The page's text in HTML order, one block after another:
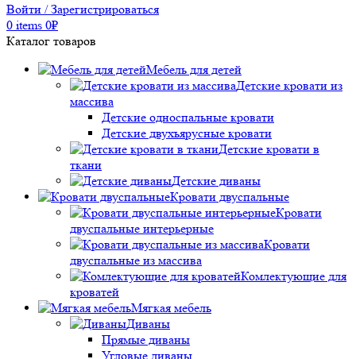
Войти / Зарегистрироваться
0 items 0₽
Каталог товаров
Мебель для детей
Детские кровати из
массива
Детские односпальные кровати
Детские двухъярусные кровати
Детские кровати в
ткани
Детские диваны
Кровати двуспальные
Кровати
двуспальные интерьерные
Кровати
двуспальные из массива
Комлектующие для
кроватей
Мягкая мебель
Диваны
Прямые диваны
Угловые диваны